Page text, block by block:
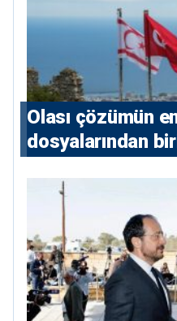
Olası çözümün
dosyalarından